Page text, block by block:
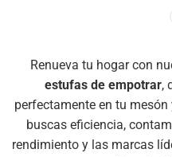
Renueva tu hogar con
estufas de empotrar,
perfectamente en tu
buscas eficiencia,
rendimiento y las marcas